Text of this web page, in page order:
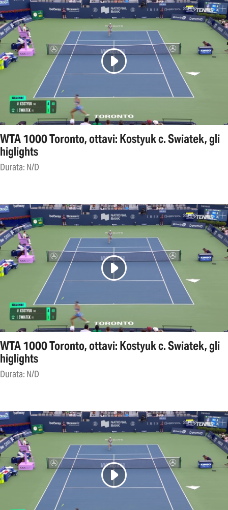
WTA 1000 Toronto, ottavi: Kostyuk c. Swiatek, gli
higlights
Durata: N/D
WTA 1000 Toronto, ottavi: Kostyuk c. Swiatek, gli
higlights
Durata: N/D